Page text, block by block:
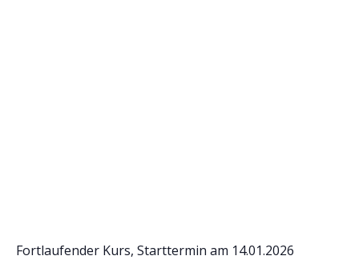
Fortlaufender Kurs, Starttermin am 14.01.2026